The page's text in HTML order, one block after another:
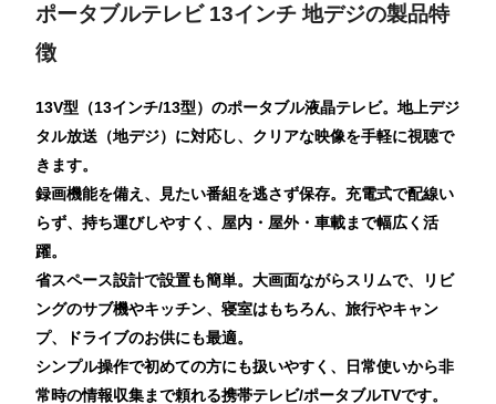
ポータブルテレビ 13インチ 地デジの製品特
徴
13V型（13インチ/13型）のポータブル液晶テレビ。地上デジ
タル放送（地デジ）に対応し、クリアな映像を手軽に視聴で
きます。
録画機能を備え、見たい番組を逃さず保存。充電式で配線い
らず、持ち運びしやすく、屋内・屋外・車載まで幅広く活
躍。
省スペース設計で設置も簡単。大画面ながらスリムで、リビ
ングのサブ機やキッチン、寝室はもちろん、旅行やキャン
プ、ドライブのお供にも最適。
シンプル操作で初めての方にも扱いやすく、日常使いから非
常時の情報収集まで頼れる携帯テレビ/ポータブルTVです。